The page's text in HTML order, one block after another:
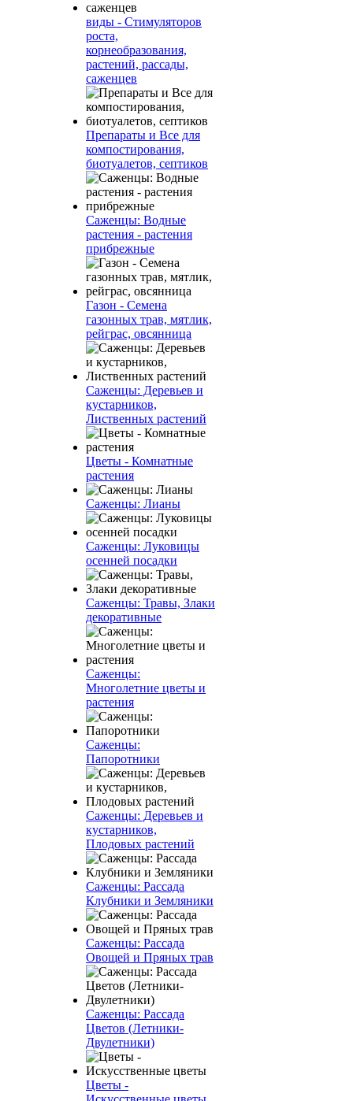
виды - Стимуляторов
роста,
корнеобразования,
растений, рассады,
саженцев
Препараты и Все для
компостирования,
биотуалетов, септиков
Саженцы: Водные
растения - растения
прибрежные
Газон - Семена
газонных трав, мятлик,
рейграс, овсянница
Саженцы: Деревьев и
кустарников,
Лиственных растений
Цветы - Комнатные
растения
Саженцы: Лианы
Саженцы: Луковицы
осенней посадки
Саженцы: Травы, Злаки
декоративные
Саженцы:
Многолетние цветы и
растения
Саженцы:
Папоротники
Саженцы: Деревьев и
кустарников,
Плодовых растений
Саженцы: Рассада
Клубники и Земляники
Саженцы: Рассада
Овощей и Пряных трав
Саженцы: Рассада
Цветов (Летники-
Двулетники)
Цветы -